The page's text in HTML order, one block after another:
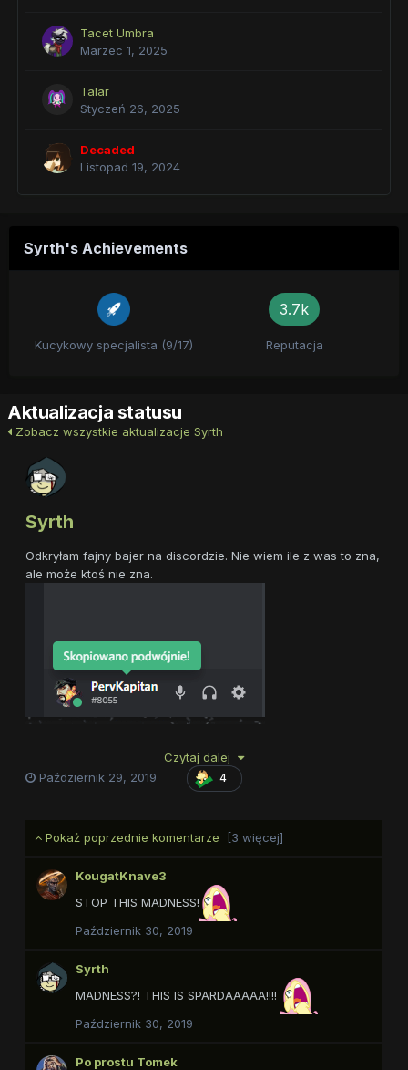
Tacet Umbra
Marzec 1, 2025
Talar
Styczeń 26, 2025
Decaded
Listopad 19, 2024
Syrth's Achievements
Kucykowy specjalista (9/17)
3.7k
Reputacja
Aktualizacja statusu
Zobacz wszystkie aktualizacje Syrth
Syrth
Odkryłam fajny bajer na discordzie. Nie wiem ile z was to zna,
ale może ktoś nie zna.
Czytaj dalej
Październik 29, 2019
4
Pokaż poprzednie komentarze [3 więcej]
KougatKnave3
STOP THIS MADNESS!
Październik 30, 2019
Syrth
MADNESS?! THIS IS SPARDAAAAA!!!!
Październik 30, 2019
Po prostu Tomek